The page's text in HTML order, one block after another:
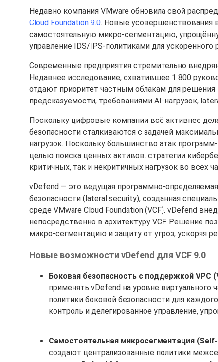
Недавно компания VMware обновила свой
Cloud Foundation 9.0. Новые усовершенствования
самостоятельную микро-сегментацию,
управление IDS/IPS-политиками для ускоренного
Современные предприятия стремительно
Недавнее исследование, охватившее 1 800
отдают приоритет частным облакам для
предсказуемости, требованиями AI-нагрузок,
Поскольку цифровые компании всё активнее
безопасности сталкиваются с задачей
нагрузок. Поскольку большинство атак
целью поиска ценных активов, стратегии
критичных, так и некритичных нагрузок во всех
vDefend — это ведущая программно-
безопасности (lateral security), созданная
среде VMware Cloud Foundation (VCF). vDefend
непосредственно в архитектуру VCF. Решение
микро-сегментацию и защиту от угроз, ускоряя
Новые возможности vDefend для VCF 9.0
Боковая безопасность с поддержкой VPC
применять vDefend на уровне виртуального
политики боковой безопасности для
контроль и делегированное управление,
Самостоятельная микросегментация
создают централизованные политики